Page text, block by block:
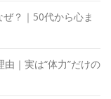
？｜50代から心ま
｜実は“体力”だけの